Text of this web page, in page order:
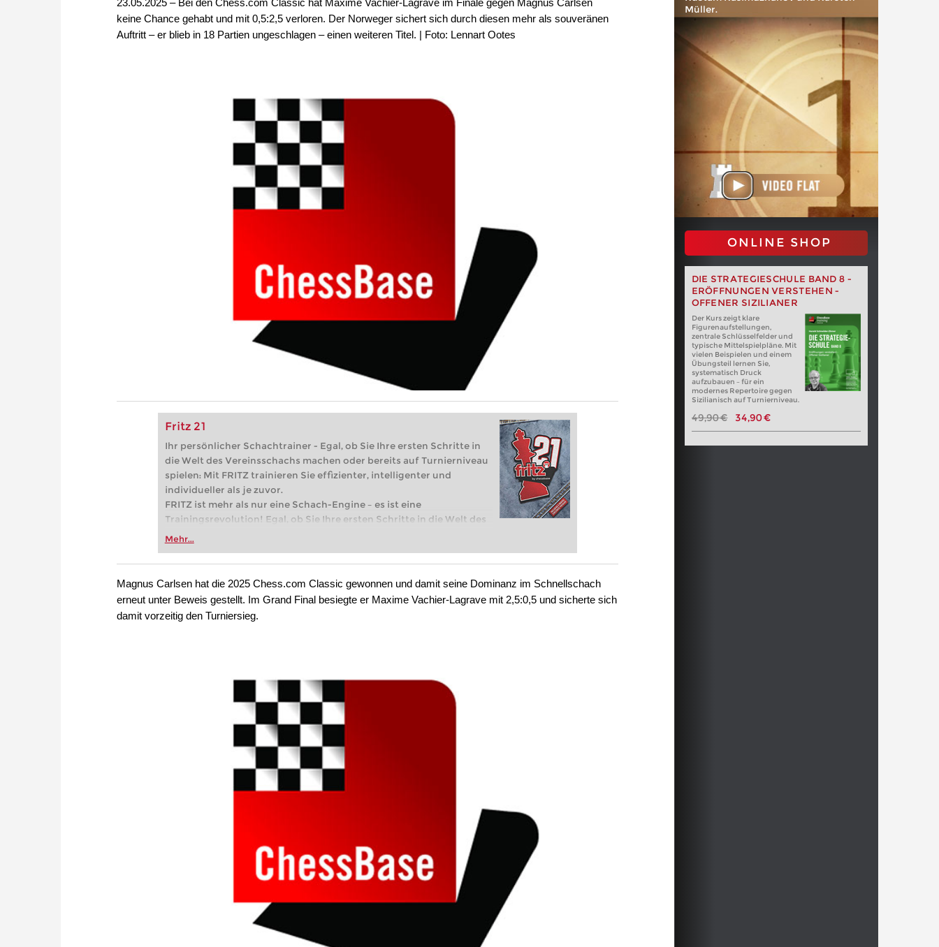
keine Chance gehabt und mit 0,5:2,5 verloren. Der Norweger sichert sich durch diesen mehr als souveränen
Auftritt – er blieb in 18 Partien ungeschlagen – einen weiteren Titel. | Foto: Lennart Ootes
Fritz 21
Ihr persönlicher Schachtrainer - Egal, ob Sie Ihre ersten Schritte in
die Welt des Vereinsschachs machen oder bereits auf Turnierniveau
spielen: Mit FRITZ trainieren Sie effizienter, intelligenter und
individueller als je zuvor.
FRITZ ist mehr als nur eine Schach-Engine – es ist eine
Trainingsrevolution! Egal, ob Sie Ihre ersten Schritte in die Welt des
Vereinsschachs machen oder bereits auf Turnierniveau spielen: Mit
zuvor.
Mehr...
Müller.
ONLINE SHOP
DIE STRATEGIESCHULE BAND 8 -
ERÖFFNUNGEN VERSTEHEN -
OFFENER SIZILIANER
Der Kurs zeigt klare
Figurenaufstellungen,
zentrale Schlüsselfelder und
typische Mittelspielpläne. Mit
vielen Beispielen und einem
Übungsteil lernen Sie,
systematisch Druck
aufzubauen – für ein
modernes Repertoire gegen
Sizilianisch auf Turnierniveau.
49,90 € 34,90 €
Magnus Carlsen hat die 2025 Chess.com Classic gewonnen und damit seine Dominanz im Schnellschach
erneut unter Beweis gestellt. Im Grand Final besiegte er Maxime Vachier-Lagrave mit 2,5:0,5 und sicherte sich
damit vorzeitig den Turniersieg.